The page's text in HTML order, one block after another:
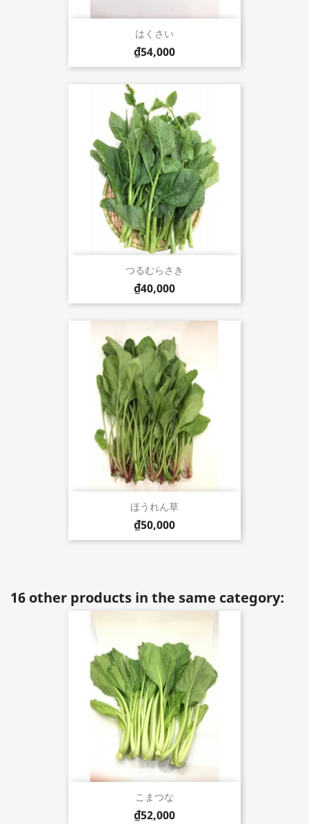
はくさい
₫54,000
つるむらさき
₫40,000
ほうれん草
₫50,000
16 other products in the same category:
こまつな
₫52,000